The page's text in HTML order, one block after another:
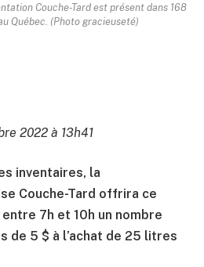
Couche-Tard est présent dans 168
Québec. (Photo gracieuseté)
2022 à 13h41
inventaires, la
Couche-Tard offrira ce
7h et 10h un nombre
de 5 $ à l’achat de 25 litres